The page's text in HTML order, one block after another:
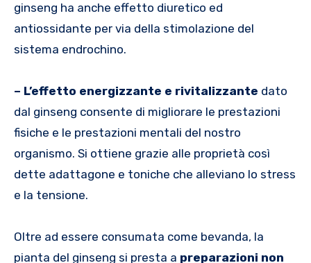
ginseng ha anche effetto diuretico ed
antiossidante per via della stimolazione del
sistema endrochino.
– L’effetto energizzante e rivitalizzante dato
dal ginseng consente di migliorare le prestazioni
fisiche e le prestazioni mentali del nostro
organismo. Si ottiene grazie alle proprietà così
dette adattagone e toniche che alleviano lo stress
e la tensione.
Oltre ad essere consumata come bevanda, la
pianta del ginseng si presta a preparazioni non